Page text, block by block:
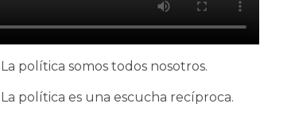
La política somos todos nosotros.
La política es una escucha recíproca.